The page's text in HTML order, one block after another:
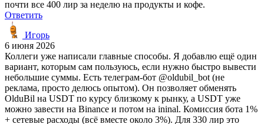
почти все 400 лир за неделю на продукты и кофе.
Ответить
Игорь
6 июня 2026
Коллеги уже написали главные способы. Я добавлю ещё один
вариант, которым сам пользуюсь, если нужно быстро вывести
небольшие суммы. Есть телеграм-бот @oldubil_bot (не
реклама, просто делюсь опытом). Он позволяет обменять
OlduBil на USDT по курсу близкому к рынку, а USDT уже
можно завести на Binance и потом на ininal. Комиссия бота 1%
+ сетевые расходы (всё вместе около 3%). Для 330 лир это